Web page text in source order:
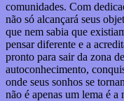
comunidades. Com
não só alcançará seus
que nem sabia que
pensar diferente e a
pronto para sair da zona
autoconhecimento,
onde seus sonhos se
não é apenas um lema é